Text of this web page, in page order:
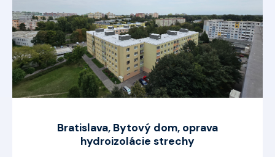
Bratislava, Bytový dom, oprava
hydroizolácie strechy